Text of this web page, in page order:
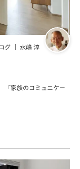
グ ｜ 水嶋 淳
「家族のコミュニケー